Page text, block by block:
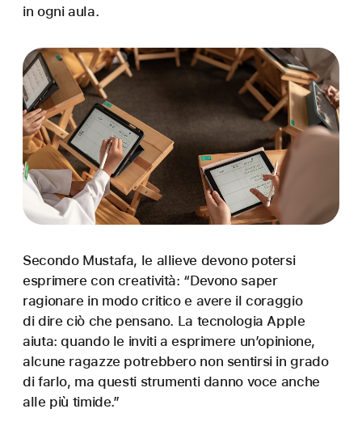
in ogni aula.
Secondo Mustafa, le allieve devono potersi
esprimere con creatività: “Devono saper
ragionare in modo critico e avere il coraggio
di dire ciò che pensano. La tecnologia Apple
aiuta: quando le inviti a esprimere un’opinione,
alcune ragazze potrebbero non sentirsi in grado
di farlo, ma questi strumenti danno voce anche
alle più timide.”